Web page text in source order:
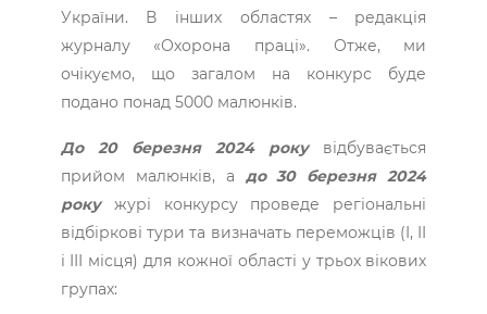
України. В інших областях – редакція
журналу «Охорона праці». Отже, ми
очікуємо, що загалом на конкурс буде
подано понад 5000 малюнків.
До 20 березня 2024 рокувідбувається
прийом малюнків, а до 30 березня 2024
року журі конкурсу проведе регіональні
відбіркові тури та визначать переможців (I, II
і III місця) для кожної області у трьох вікових
групах: